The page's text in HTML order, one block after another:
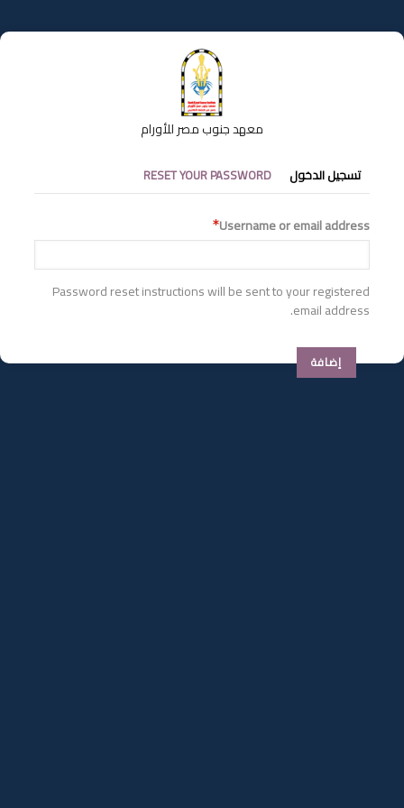
إلى
المحتوى
معهد جنوب مصر للأورام
التبويبات
الأساسية
تسجيل الدخول RESET YOUR PASSWORD
Username or email address
Password reset instructions will be sent to your registered
email address.